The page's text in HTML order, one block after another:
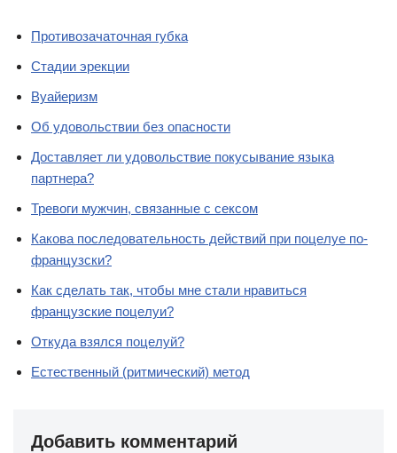
Противозачаточная губка
Стадии эрекции
Вуайеризм
Об удовольствии без опасности
Доставляет ли удовольствие покусывание языка
партнера?
Тревоги мужчин, связанные с сексом
Какова последовательность действий при поцелуе по-
французски?
Как сделать так, чтобы мне стали нравиться
французские поцелуи?
Откуда взялся поцелуй?
Естественный (ритмический) метод
Добавить комментарий